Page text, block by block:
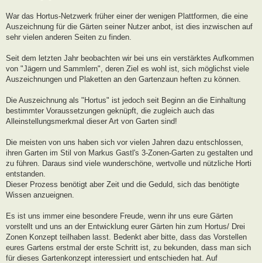
War das Hortus-Netzwerk früher einer der wenigen Plattformen, die eine
Auszeichnung für die Gärten seiner Nutzer anbot, ist dies inzwischen auf
sehr vielen anderen Seiten zu finden.
Seit dem letzten Jahr beobachten wir bei uns ein verstärktes Aufkommen
von "Jägern und Sammlern", deren Ziel es wohl ist, sich möglichst viele
Auszeichnungen und Plaketten an den Gartenzaun heften zu können.
Die Auszeichnung als "Hortus" ist jedoch seit Beginn an die Einhaltung
bestimmter Voraussetzungen geknüpft, die zugleich auch das
Alleinstellungsmerkmal dieser Art von Garten sind!
Die meisten von uns haben sich vor vielen Jahren dazu entschlossen,
ihren Garten im Stil von Markus Gastl's 3-Zonen-Garten zu gestalten und
zu führen. Daraus sind viele wunderschöne, wertvolle und nützliche Horti
entstanden.
Dieser Prozess benötigt aber Zeit und die Geduld, sich das benötigte
Wissen anzueignen.
Es ist uns immer eine besondere Freude, wenn ihr uns eure Gärten
vorstellt und uns an der Entwicklung eurer Gärten hin zum Hortus/ Drei
Zonen Konzept teilhaben lasst. Bedenkt aber bitte, dass das Vorstellen
eures Gartens erstmal der erste Schritt ist, zu bekunden, dass man sich
für dieses Gartenkonzept interessiert und entschieden hat. Auf